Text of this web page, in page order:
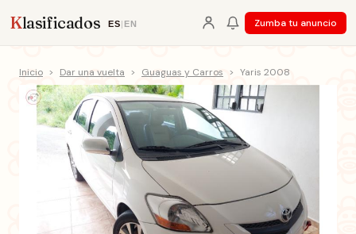
Klasificados ES| EN Zumba tu anuncio
Inicio > Dar una vuelta > Guaguas y Carros > Yaris 2008